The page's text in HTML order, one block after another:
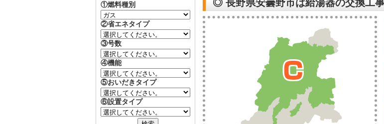
◎ 長野県安曇野市は給湯器の交換工
①燃料種別
②省エネタイプ
③号数
④機能
⑤おいだきタイプ
⑥設置タイプ